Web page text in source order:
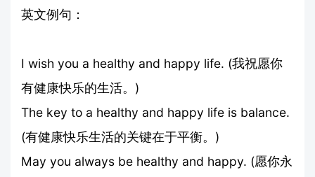
英文例句：
I wish you a healthy and happy life. (我祝愿你
有健康快乐的生活。)
The key to a healthy and happy life is balance.
(有健康快乐生活的关键在于平衡。)
May you always be healthy and happy. (愿你永